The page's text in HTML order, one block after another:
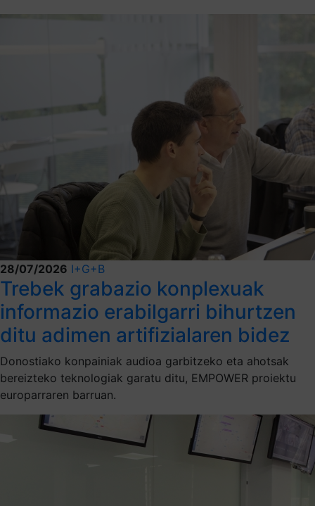
28/07/2026 I+G+B
Trebek grabazio konplexuak
informazio erabilgarri bihurtzen
ditu adimen artifizialaren bidez
Donostiako konpainiak audioa garbitzeko eta ahotsak
bereizteko teknologiak garatu ditu, EMPOWER proiektu
europarraren barruan.